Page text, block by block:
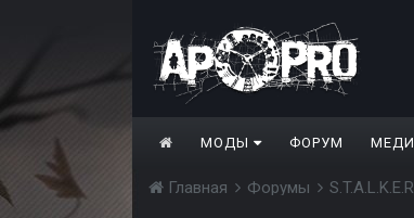
МОДЫ ФОРУМ
Главная Форумы